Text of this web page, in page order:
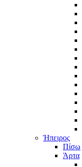
Ήπειρος
Πίσω
Άρτα